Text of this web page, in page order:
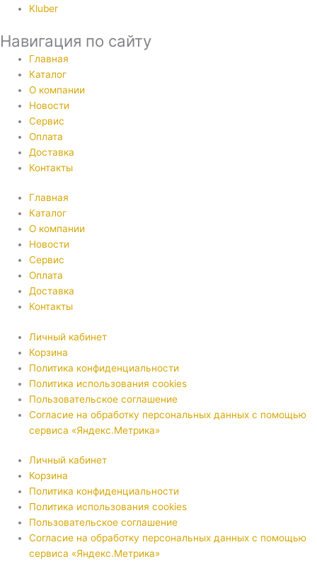
Kluber
Навигация по сайту
Главная
Каталог
О компании
Новости
Сервис
Оплата
Доставка
Контакты
Главная
Каталог
О компании
Новости
Сервис
Оплата
Доставка
Контакты
Личный кабинет
Корзина
Политика конфиденциальности
Политика использования cookies
Пользовательское соглашение
Согласие на обработку персональных данных с помощью
сервиса «Яндекс.Метрика»
Личный кабинет
Корзина
Политика конфиденциальности
Политика использования cookies
Пользовательское соглашение
Согласие на обработку персональных данных с помощью
сервиса «Яндекс.Метрика»